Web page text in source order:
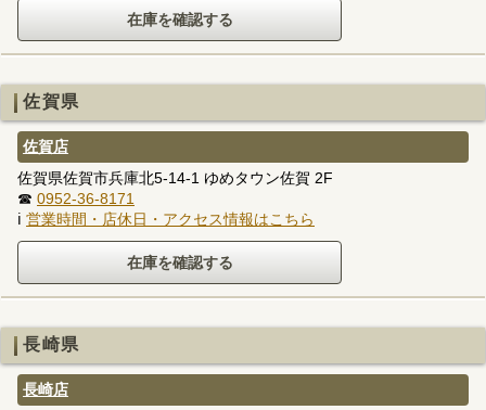
佐賀県
佐賀店
佐賀県佐賀市兵庫北5-14-1 ゆめタウン佐賀 2F
☎ 0952-36-8171
ℹ 営業時間・店休日・アクセス情報はこちら
長崎県
長崎店